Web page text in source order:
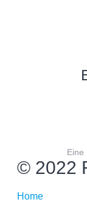
Eine
© 2022
Home